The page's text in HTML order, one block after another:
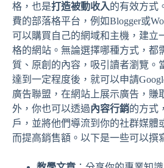
格，也是打造被動收入的有效方式
費的部落格平台，例如Blogger或
可以購買自己的網域和主機，建立
格的網站。無論選擇哪種方式，都
質、原創的內容，吸引讀者瀏覽。
達到一定程度後，就可以申請
廣告聯盟，在網站上展示廣告，賺
外，你也可以透過內容行銷的方式
戶，並將他們導流到你的社群媒體
而提高銷售額。以下是一些可以撰